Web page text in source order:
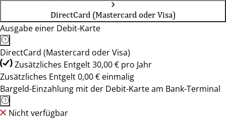
DirectCard (Mastercard oder Visa)
Ausgabe einer Debit-Karte
DirectCard (Mastercard oder Visa)
Zusätzliches Entgelt 30,00 € pro Jahr
Zusätzliches Entgelt 0,00 € einmalig
Bargeld-Einzahlung mit der Debit-Karte am Bank-Terminal
Nicht verfügbar